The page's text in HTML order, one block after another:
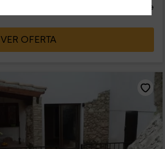
persona y noche
VER OFERTA